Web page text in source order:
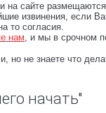
на сайте
извинения, если
то согласия.
нам, и мы в срочном
но не знаете что
начать"